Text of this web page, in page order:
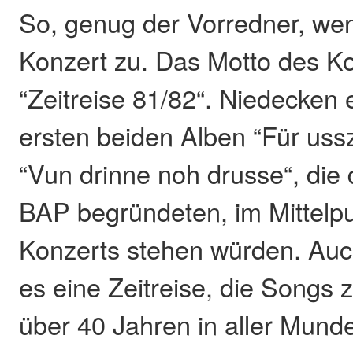
So, genug der Vorredner,
Konzert zu. Das Motto des
“Zeitreise 81/82“.
ersten beiden Alben “Für
“Vun drinne noh drusse“,
BAP begründeten, im
Konzerts stehen würden.
es eine Zeitreise, die Songs
über 40 Jahren in aller